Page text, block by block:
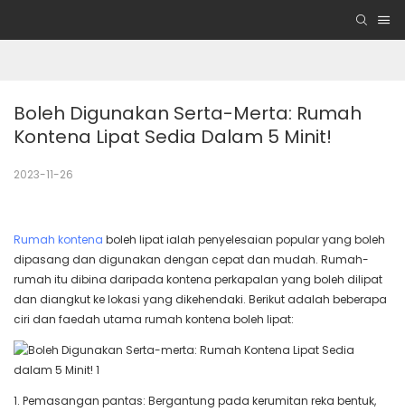
Boleh Digunakan Serta-Merta: Rumah
Kontena Lipat Sedia Dalam 5 Minit!
2023-11-26
Rumah kontena boleh lipat ialah penyelesaian popular yang boleh
dipasang dan digunakan dengan cepat dan mudah. Rumah-
rumah itu dibina daripada kontena perkapalan yang boleh dilipat
dan diangkut ke lokasi yang dikehendaki. Berikut adalah beberapa
ciri dan faedah utama rumah kontena boleh lipat:
1. Pemasangan pantas: Bergantung pada kerumitan reka bentuk,